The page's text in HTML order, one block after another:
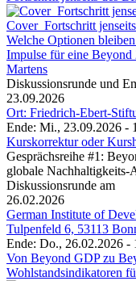
Cover_Fortschritt
Welche Optionen
Impulse für eine Beyond
Martens
Diskussionsrunde und
23.09.2026
Ort: Friedrich-Ebert-
Ende: Mi., 23.09.2026 -
Kurskorrektur oder
Gesprächsreihe #1:
globale Nachhaltigkeits-
Diskussionsrunde am
26.02.2026
German Institute of
Tulpenfeld 6, 53113
Ende: Do., 26.02.2026 -
Von Beyond GDP zu
Wohlstandsindikatoren